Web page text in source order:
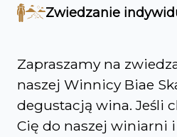
Zwiedzanie
Zapraszamy na
naszej Winnicy Biae
degustacją wina. Jeśli
Cię do naszej winiarni